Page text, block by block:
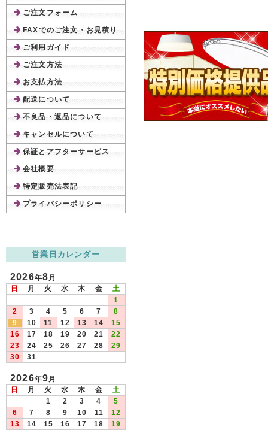
ご注文フォーム
FAXでのご注文・お見積り
ご利用ガイド
ご注文方法
お支払方法
配送について
不良品・返品について
キャンセルについて
保証とアフターサービス
会社概要
特定販売法表記
プライバシーポリシー
営業日カレンダー
2026年8月
日
月 火 水 木 金
土
1
2
3 4 5 6 7
8
9
10 11 12 13 14
15
16
17 18 19 20 21
22
23
24 25 26 27 28
29
30
31
2026年9月
日
月 火 水 木 金
土
1
2 3 4
5
6
7 8 9 10 11
12
13
14 15 16 17 18
19